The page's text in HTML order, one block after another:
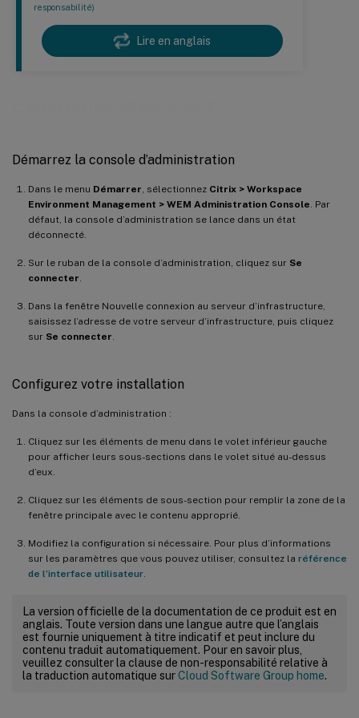
responsabilité)
Lire en anglais
Démarrez la console d’administration
Dans le menu Démarrer , sélectionnez Citrix > Workspace
Environment Management > WEM Administration Console . Par
défaut, la console d’administration se lance dans un état
déconnecté.
Sur le ruban de la console d’administration, cliquez sur Se
connecter
Dans la fenêtre Nouvelle connexion au serveur d’infrastructure,
saisissez l’adresse de votre serveur d’infrastructure, puis cliquez
sur Se connecter
Configurez votre installation
Dans la console d’administration :
Cliquez sur les éléments de menu dans le volet inférieur gauche
pour afficher leurs sous-sections dans le volet situé au-dessus
d’eux.
Cliquez sur les éléments de sous-section pour remplir la zone de la
fenêtre principale avec le contenu approprié.
Modifiez la configuration si nécessaire. Pour plus d’informations
sur les paramètres que vous pouvez utiliser, consultez la référence
de l’interface utilisateur
La version officielle de la documentation de ce produit est en
anglais. Toute version dans une langue autre que l’anglais
est fournie uniquement à titre indicatif et peut inclure du
contenu traduit automatiquement. Pour en savoir plus,
veuillez consulter la clause de non-responsabilité relative à
la traduction automatique surCloud Software Group home.